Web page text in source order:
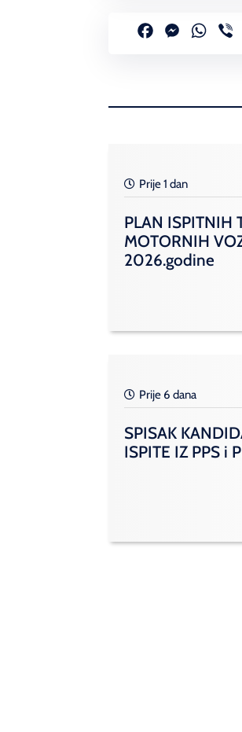
Facebook
Prije 1 dan
PLAN ISPITNIH
MOTORNIH
2026.godine
Prije 6 dana
SPISAK
ISPITE IZ PPS i